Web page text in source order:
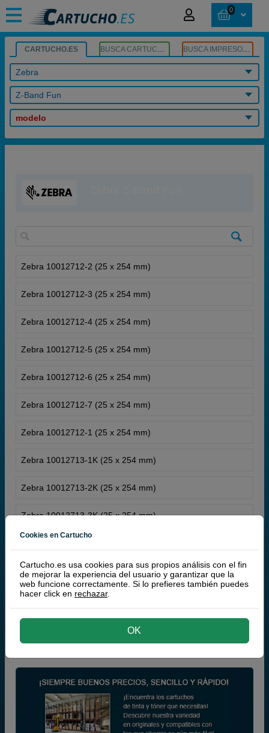
0
CARTUCHO.ES BUSCA CARTUCHOS BUSCA IMPRESORA
Zebra
Z-Band Fun
modelo
Zebra 10012712-2 (25 x 254 mm)
Zebra 10012712-3 (25 x 254 mm)
Zebra 10012712-4 (25 x 254 mm)
Zebra 10012712-5 (25 x 254 mm)
Zebra 10012712-6 (25 x 254 mm)
Zebra 10012712-7 (25 x 254 mm)
Zebra 10012712-1 (25 x 254 mm)
Zebra 10012713-1K (25 x 254 mm)
Zebra 10012713-2K (25 x 254 mm)
Zebra 10012713-3K (25 x 254 mm)
Zebra 10012713-5K (25 x 254 mm)
Zebra 10012713-6K (25 x 254 mm)
Zebra 10012713-7K (25 x 254 mm)
Cookies en Cartucho
Cartucho.es usa cookies para sus propios análisis con el fin
de mejorar la experiencia del usuario y garantizar que la
web funcione correctamente. Si lo prefieres también puedes
hacer click en rechazar.
OK